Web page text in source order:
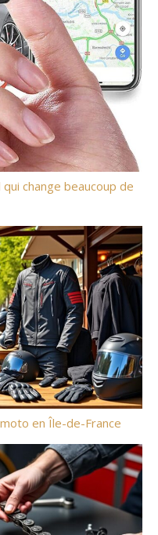
change beaucoup de
en Île-de-France